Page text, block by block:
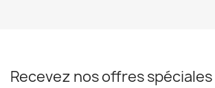
Recevez nos offres spéciales